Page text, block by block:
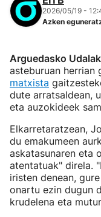
2026/05/19 -
Azken
Arguedasko Udalak
asteburuan herrian
matxista
dute arratsaldean,
eta auzokideek
Elkarretaratzean,
du emakumeen
askatasunaren eta
atentatuak" direla.
iristen denean,
onartu ezin dugun
krudelena eta